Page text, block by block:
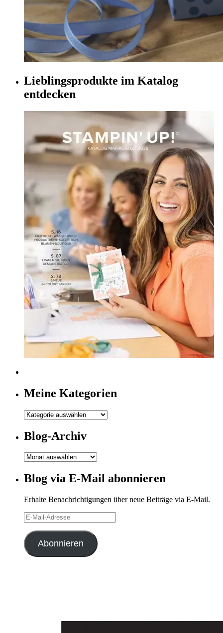
Lieblingsprodukte im Katalog
entdecken
Meine Kategorien
Meine
Blog-Archiv
Blog-
Blog via E-Mail abonnieren
Erhalte Benachrichtigungen über neue Beiträge via E-Mail.
E-
Mail-
Adresse
Abonnieren